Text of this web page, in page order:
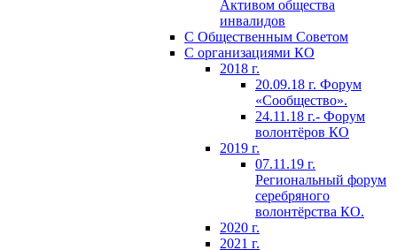
Активом общества
инвалидов
С Общественным Советом
С организациями КО
2018 г.
20.09.18 г. Форум
«Сообщество».
24.11.18 г.- Форум
волонтёров КО
2019 г.
07.11.19 г.
Региональный форум
серебряного
волонтёрства КО.
2020 г.
2021 г.